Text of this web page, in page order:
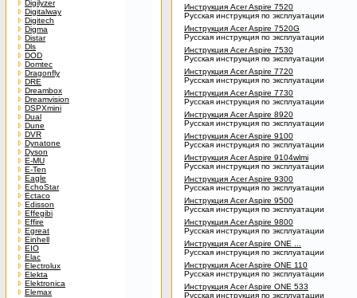
Digilyzer
Digitalway
Digitech
Digma
Distar
Dls
DOD
Domtec
Dragonfly
DRE
Dreambox
Dreamvision
DSPXmini
Dual
Dune
DVR
Dynatone
Dyson
E-MU
E-Ten
Eagle
EchoStar
Ectaco
Edisson
Effegibi
Effire
Egreat
Einhell
EIO
Elac
Electrolux
Elekta
Elektronica
Elemax
Инструкция Acer Aspire 7520
Русская инструкция по эксплуатации
Инструкция Acer Aspire 7520G
Русская инструкция по эксплуатации
Инструкция Acer Aspire 7530
Русская инструкция по эксплуатации
Инструкция Acer Aspire 7720
Русская инструкция по эксплуатации
Инструкция Acer Aspire 7730
Русская инструкция по эксплуатации
Инструкция Acer Aspire 8920
Русская инструкция по эксплуатации
Инструкция Acer Aspire 9100
Русская инструкция по эксплуатации
Инструкция Acer Aspire 9104wlmi
Русская инструкция по эксплуатации
Инструкция Acer Aspire 9300
Русская инструкция по эксплуатации
Инструкция Acer Aspire 9500
Русская инструкция по эксплуатации
Инструкция Acer Aspire 9800
Русская инструкция по эксплуатации
Инструкция Acer Aspire ONE ...
Русская инструкция по эксплуатации
Инструкция Acer Aspire ONE 110
Русская инструкция по эксплуатации
Инструкция Acer Aspire ONE 533
Русская инструкция по эксплуатации